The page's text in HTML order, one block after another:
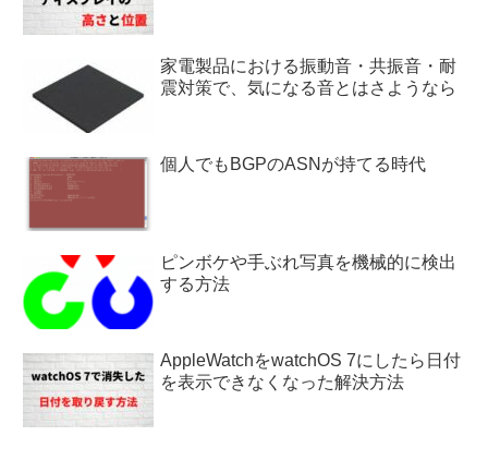
家電製品における振動音・共振音・耐
震対策で、気になる音とはさようなら
個人でもBGPのASNが持てる時代
ピンボケや手ぶれ写真を機械的に検出
する方法
AppleWatchをwatchOS 7にしたら日付
を表示できなくなった解決方法